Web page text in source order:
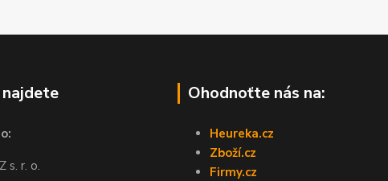
najdete
s. r. o.
Ohodnoťte nás na:
Heureka.cz
Zboží.cz
Firmy.cz